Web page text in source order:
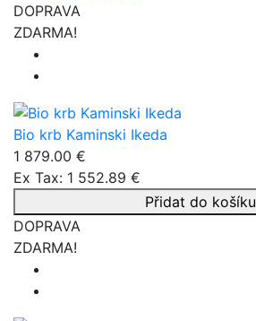
DOPRAVA
ZDARMA!
Bio krb Kaminski Ikeda
1 879.00 €
Ex Tax: 1 552.89 €
Přidat do košíku
DOPRAVA
ZDARMA!